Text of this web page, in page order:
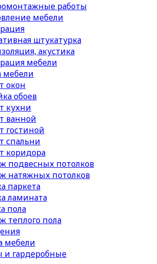
работы
мебели
штукатурка
акустика
мебели
мебели
окон
обоев
кухни
ванной
гостиной
спальни
коридора
подвесных потолков
натяжных потолков
паркета
ламината
пола
теплого пола
мебели
гардеробные